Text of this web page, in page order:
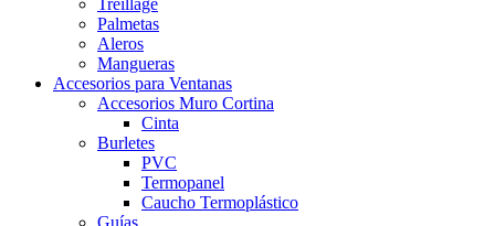
Treillage
Palmetas
Aleros
Mangueras
Accesorios para Ventanas
Accesorios Muro Cortina
Cinta
Burletes
PVC
Termopanel
Caucho Termoplástico